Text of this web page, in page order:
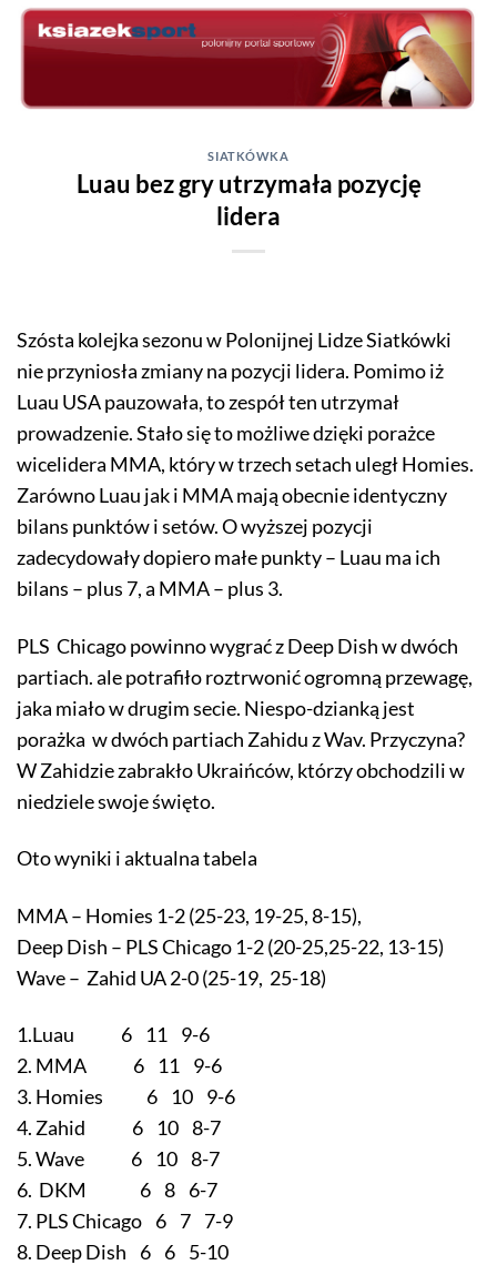
Skip
SIATKÓWKA
Luau bez gry utrzymała pozycję
lidera
Szósta kolejka sezonu w Polonijnej Lidze Siatkówki
nie przyniosła zmiany na pozycji lidera. Pomimo iż
Luau USA pauzowała, to zespół ten utrzymał
prowadzenie. Stało się to możliwe dzięki porażce
wicelidera MMA, który w trzech setach uległ Homies.
Zarówno Luau jak i MMA mają obecnie identyczny
bilans punktów i setów. O wyższej pozycji
zadecydowały dopiero małe punkty – Luau ma ich
bilans – plus 7, a MMA – plus 3.
PLS Chicago powinno wygrać z Deep Dish w dwóch
partiach. ale potrafiło roztrwonić ogromną przewagę,
jaka miało w drugim secie. Niespo-dzianką jest
porażka w dwóch partiach Zahidu z Wav. Przyczyna?
W Zahidzie zabrakło Ukraińców, którzy obchodzili w
niedziele swoje święto.
Oto wyniki i aktualna tabela
MMA – Homies 1-2 (25-23, 19-25, 8-15),
Deep Dish – PLS Chicago 1-2 (20-25,25-22, 13-15)
Wave – Zahid UA 2-0 (25-19, 25-18)
1.Luau 6 11 9-6
2. MMA 6 11 9-6
3. Homies 6 10 9-6
4. Zahid 6 10 8-7
5. Wave 6 10 8-7
6. DKM 6 8 6-7
7. PLS Chicago 6 7 7-9
8. Deep Dish 6 6 5-10